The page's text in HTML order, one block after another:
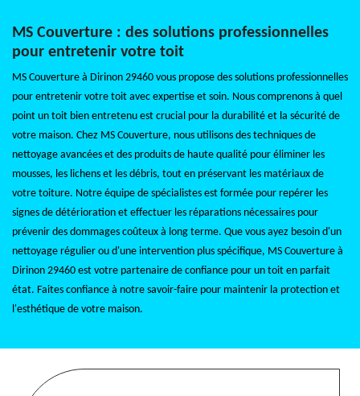
MS Couverture : des solutions professionnelles
pour entretenir votre toit
MS Couverture à Dirinon 29460 vous propose des solutions professionnelles
pour entretenir votre toit avec expertise et soin. Nous comprenons à quel
point un toit bien entretenu est crucial pour la durabilité et la sécurité de
votre maison. Chez MS Couverture, nous utilisons des techniques de
nettoyage avancées et des produits de haute qualité pour éliminer les
mousses, les lichens et les débris, tout en préservant les matériaux de
votre toiture. Notre équipe de spécialistes est formée pour repérer les
signes de détérioration et effectuer les réparations nécessaires pour
prévenir des dommages coûteux à long terme. Que vous ayez besoin d'un
nettoyage régulier ou d'une intervention plus spécifique, MS Couverture à
Dirinon 29460 est votre partenaire de confiance pour un toit en parfait
état. Faites confiance à notre savoir-faire pour maintenir la protection et
l'esthétique de votre maison.